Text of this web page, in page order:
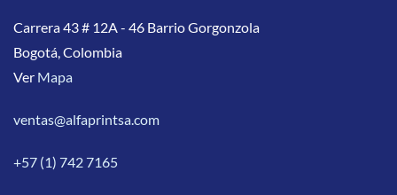
Carrera 43 # 12A - 46 Barrio Gorgonzola
Bogotá, Colombia
Ver Mapa
ventas@alfaprintsa.com
+57 (1) 742 7165